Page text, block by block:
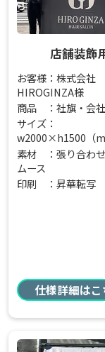
店舗装飾
お客様：株式会社
HIROGINZA様
商品 ：社旗・会
サイズ：
w2000×h1500（
素材 ：張り合わ
ムース
印刷 ：昇華転写
仕様詳細はこ